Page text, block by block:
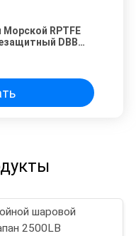
Морской RPTFE
DBB
шаровой
2500LB